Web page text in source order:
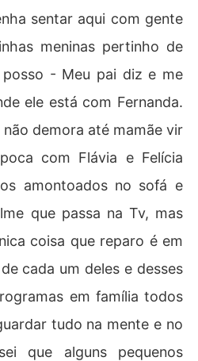
sentar aqui com gente
meninas pertinho de
posso - Meu pai diz e me
ele está com Fernanda.
demora até mamãe vir
com Flávia e Felícia
amontoados no sofá e
que passa na Tv, mas
coisa que reparo é em
cada um deles e desses
em família todos
tudo na mente e no
que alguns pequenos